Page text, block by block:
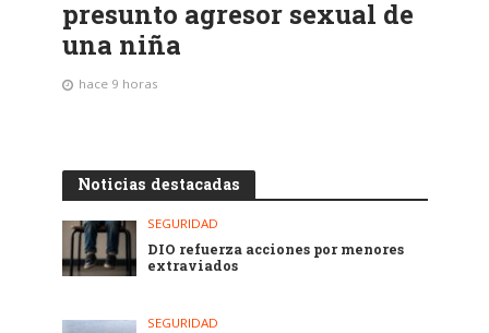
presunto agresor sexual de
una niña
hace 9 horas
Noticias destacadas
SEGURIDAD
DIO refuerza acciones por menores
extraviados
SEGURIDAD